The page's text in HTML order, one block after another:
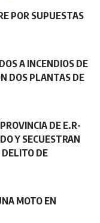
POR SUPUESTAS
A INCENDIOS DE
DOS PLANTAS DE
DE E.R-
Y SECUESTRAN
DELITO DE
MOTO EN